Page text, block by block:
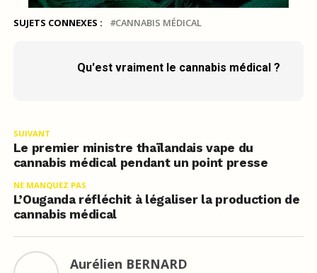
SUJETS CONNEXES : CANNABIS MÉDICAL
Qu'est vraiment le cannabis médical ?
SUIVANT
Le premier ministre thaïlandais vape du
cannabis médical pendant un point presse
NE MANQUEZ PAS
L’Ouganda réfléchit à légaliser la production de
cannabis médical
Aurélien BERNARD